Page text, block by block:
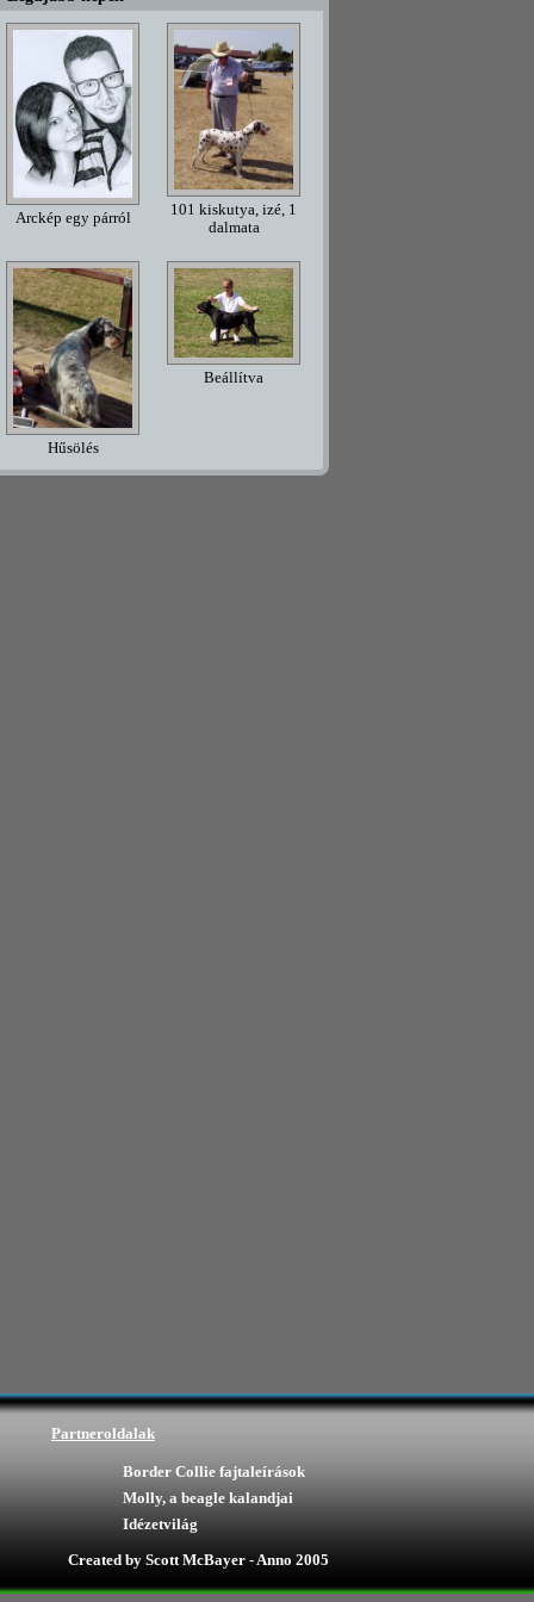
Arckép egy párról
101 kiskutya, izé, 1
dalmata
Hűsölés
Beállítva
Partneroldalak
Border Collie fajtaleírások
Molly, a beagle kalandjai
Idézetvilág
Created by Scott McBayer - Anno 2005